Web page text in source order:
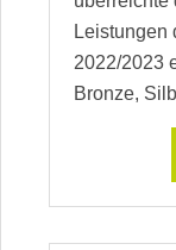
Leistungen
2022/2023
Bronze,